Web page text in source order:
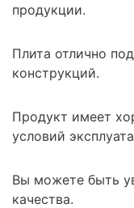
продукции.
Плита отлично
конструкций.
Продукт имеет
условий
Вы можете быть
качества.